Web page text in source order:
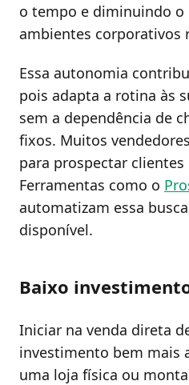
o tempo e diminuindo o
ambientes corporativos
Essa autonomia
pois adapta a rotina às
sem a dependência de
fixos. Muitos
para prospectar
Ferramentas como o
automatizam essa
disponível.
Baixo
Iniciar na venda direta
investimento bem mais
uma loja física ou